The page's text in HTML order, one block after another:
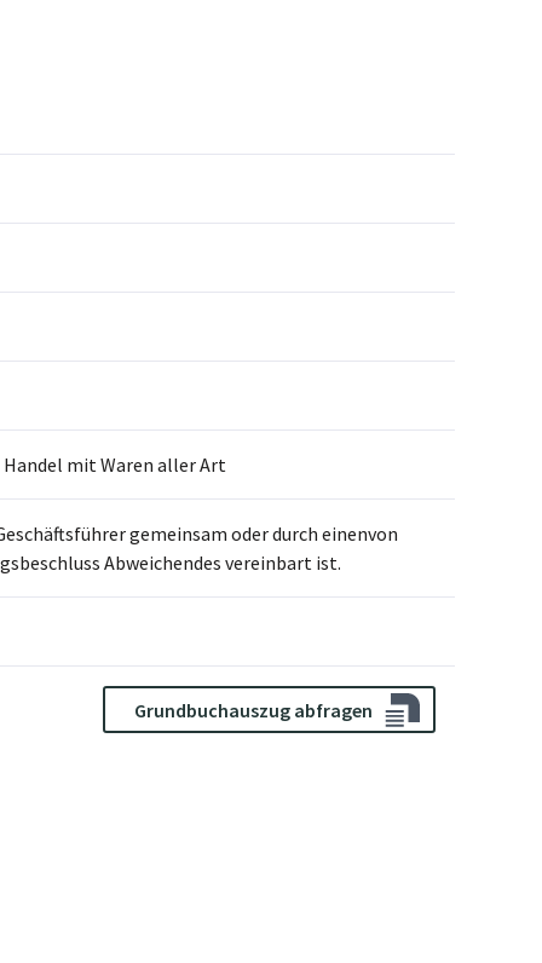
mit Waren aller Art
gemeinsam oder durch einenvon
Abweichendes vereinbart ist.
Grundbuchauszug abfragen